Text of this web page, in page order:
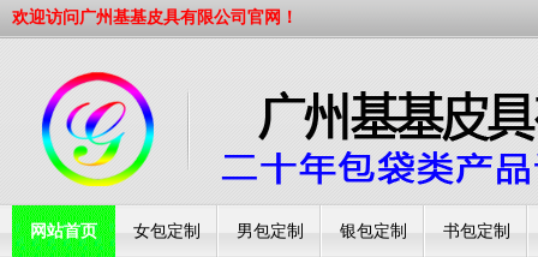
欢迎访问广州基基皮具有限公司官网！
网站首页 女包定制 男包定制 银包定制 书包定制